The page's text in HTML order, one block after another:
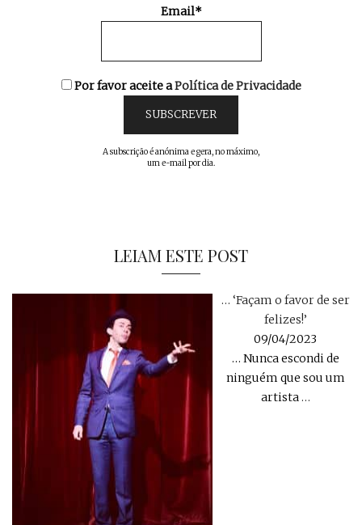
Email*
Por favor aceite aPolítica de Privacidade
A subscrição é anónima e gera, no máximo,
um e-mail por dia.
LEIAM ESTE POST
… ‘Façam o favor de ser
felizes!’
09/04/2023
… Nunca escondi de
ninguém que sou um
artista …